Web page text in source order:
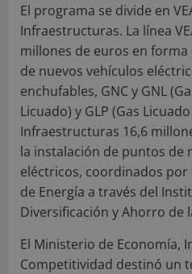
El programa se divide en
Infraestructuras. La línea
millones de euros en forma
de nuevos vehículos
enchufables, GNC y GNL
Licuado) y GLP (Gas
Infraestructuras 16,6
la instalación de puntos de
eléctricos, coordinados por
de Energía a través del
Diversificación y Ahorro de
El Ministerio de Economía,
Competitividad destinó un